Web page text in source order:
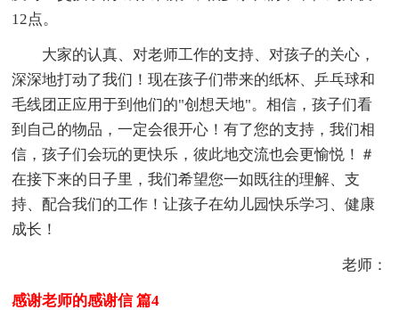
12点。
大家的认真、对老师工作的支持、对孩子的关心，
深深地打动了我们！现在孩子们带来的纸杯、乒乓球和
毛线团正应用于到他们的"创想天地"。相信，孩子们看
到自己的物品，一定会很开心！有了您的支持，我们相
信，孩子们会玩的更快乐，彼此地交流也会更愉悦！＃
在接下来的日子里，我们希望您一如既往的理解、支
持、配合我们的工作！让孩子在幼儿园快乐学习、健康
成长！
老师：
感谢老师的感谢信 篇4